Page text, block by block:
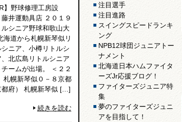
】野球修理工房設
井運動具店 ２０１９
ルシニア野球和歌山大
海道から札幌新琴似リ
シニア、小樽リトルシ
、北広島リトルシニア
ームが出場。 ＜２２
札幌新琴似０－８京都
都府） 札幌新琴似 […]
続きを読む
注目選手
注目進路
スイングスピードランキ
ング
NPB12球団ジュニアトー
ナメント
北海道日本ハムファイタ
ーズJr応援ブログ！
ファイターズジュニア特
集
夢のファイターズジュニ
アを目指して！